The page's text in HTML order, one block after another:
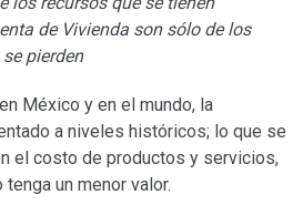
de Vivienda son sólo de los
pierden
México y en el mundo, la
a niveles históricos; lo que se
el costo de productos y servicios,
un menor valor.